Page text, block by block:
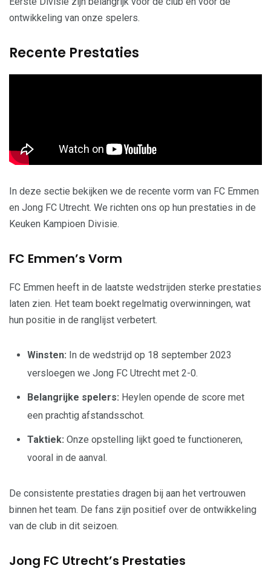
ontwikkeling van onze spelers.
Recente Prestaties
In deze sectie bekijken we de recente vorm van FC Emmen
en Jong FC Utrecht. We richten ons op hun prestaties in de
Keuken Kampioen Divisie.
FC Emmen’s Vorm
FC Emmen heeft in de laatste wedstrijden sterke prestaties
laten zien. Het team boekt regelmatig overwinningen, wat
hun positie in de ranglijst verbetert.
Winsten: In de wedstrijd op 18 september 2023
versloegen we Jong FC Utrecht met 2-0.
Belangrijke spelers: Heylen opende de score met
een prachtig afstandsschot.
Taktiek: Onze opstelling lijkt goed te functioneren,
vooral in de aanval.
De consistente prestaties dragen bij aan het vertrouwen
binnen het team. De fans zijn positief over de ontwikkeling
van de club in dit seizoen.
Jong FC Utrecht’s Prestaties